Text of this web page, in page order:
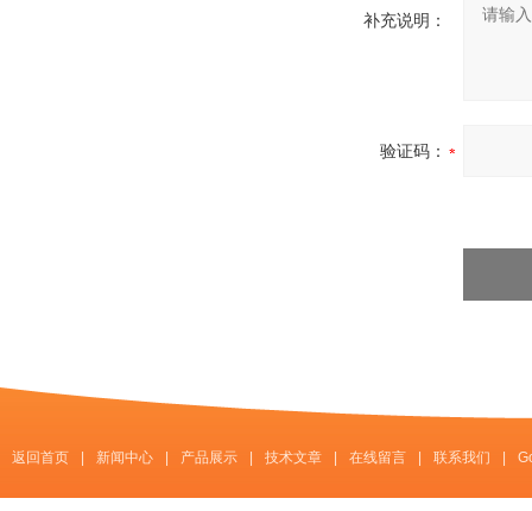
补充说明：
验证码：
返回首页 新闻中心 产品展示 技术文章 在线留言 联系我们